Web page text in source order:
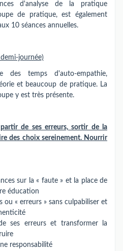
d'analyse de la pratique
de pratique, est également
10 séances annuelles.
journée)
des temps d'auto-empathie,
et beaucoup de pratique. La
y est très présente.
de ses erreurs, sortir de la
des choix sereinement. Nourrir
sur la « faute » et la place de
éducation
ou « erreurs » sans culpabiliser et
ses erreurs et transformer la
responsabilité